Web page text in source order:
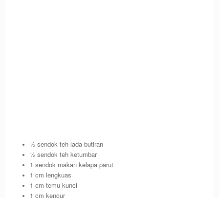
½ sendok teh lada butiran
½ sendok teh ketumbar
1 sendok makan kelapa parut
1 cm lengkuas
1 cm temu kunci
1 cm kencur